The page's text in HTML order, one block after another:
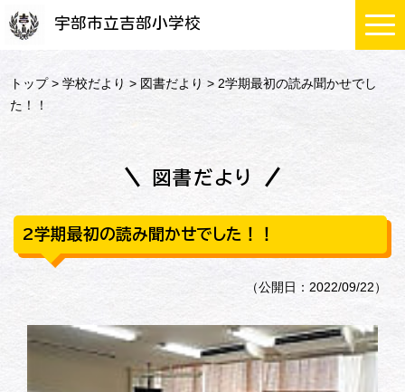
宇部市立吉部小学校
トップ>学校だより > 図書だより > 2学期最初の読み聞かせでし
た！！
図書だより
2学期最初の読み聞かせでした！！
（公開日：2022/09/22）